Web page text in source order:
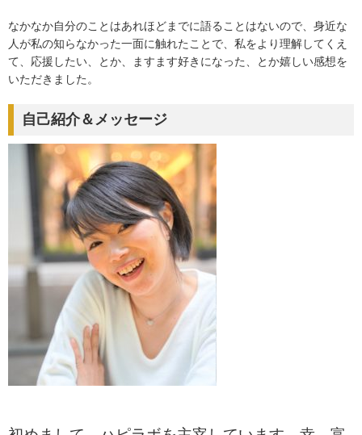
なかなか自分のことはあれほどまでに語ることはないので、身近な
人が私の知らなかった一面に触れたことで、私をより理解してくえ
て、応援したい、とか、ますます好きになった、とか嬉しい感想を
いただきました。
自己紹介＆メッセージ